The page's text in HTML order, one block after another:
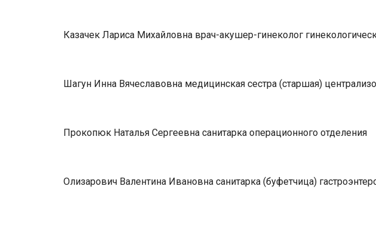
Казачек Лариса Михайловна врач-акушер-гинеколог
Шагун Инна Вячеславовна медицинская сестра (старшая)
Прокопюк Наталья Сергеевна санитарка операционного отделения
Олизарович Валентина Ивановна санитарка (буфетчица)